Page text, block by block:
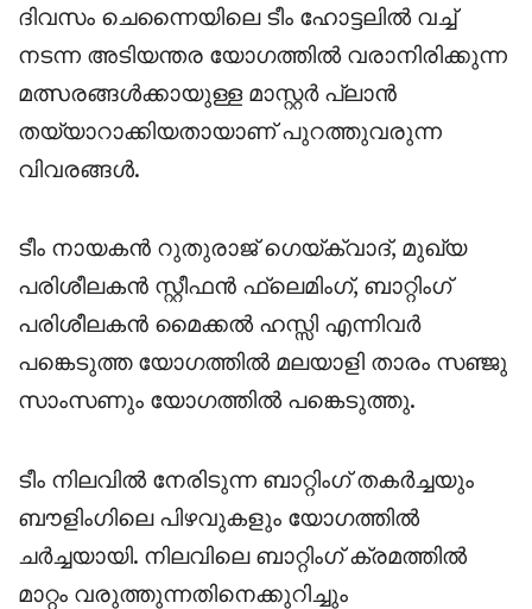
ദിവസം ചെന്നൈയിലെ ടീം ഹോട്ടലിൽ വച്ച്
നടന്ന അടിയന്തര യോഗത്തിൽ വരാനിരിക്കുന്ന
മത്സരങ്ങൾക്കായുള്ള മാസ്റ്റർ പ്ലാൻ
തയ്യാറാക്കിയതായാണ് പുറത്തുവരുന്ന
വിവരങ്ങൾ.
ടീം നായകൻ റുതുരാജ് ഗെയ്ക്‌വാദ്, മുഖ്യ
പരിശീലകൻ സ്റ്റീഫൻ ഫ്ലെമിംഗ്, ബാറ്റിംഗ്
പരിശീലകൻ മൈക്കൽ ഹസ്സി എന്നിവർ
പങ്കെടുത്ത യോഗത്തിൽ മലയാളി താരം സഞ്ജു
സാംസണും യോഗത്തിൽ പങ്കെടുത്തു.
ടീം നിലവിൽ നേരിടുന്ന ബാറ്റിംഗ് തകർച്ചയും
ബൗളിംഗിലെ പിഴവുകളും യോഗത്തിൽ
ചർച്ചയായി. നിലവിലെ ബാറ്റിംഗ് ക്രമത്തിൽ
മാറ്റം വരുത്തുന്നതിനെക്കുറിച്ചും